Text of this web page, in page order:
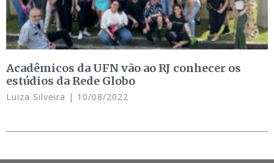
Acadêmicos da UFN vão ao RJ conhecer os
estúdios da Rede Globo
Luiza Silveira 10/08/2022